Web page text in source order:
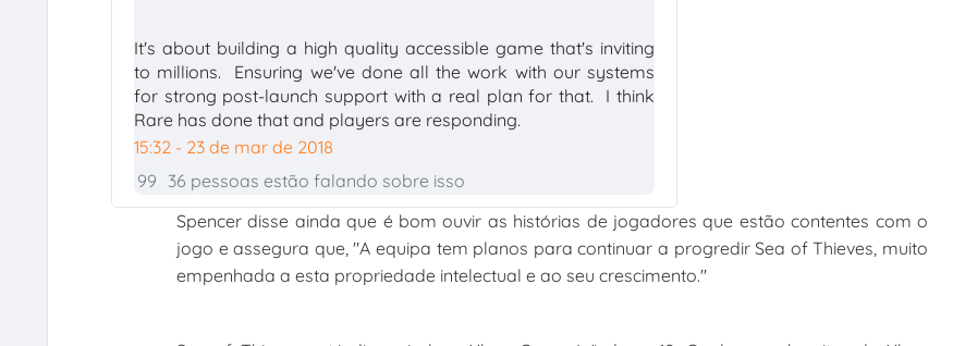
It's about building a high quality accessible game that's inviting
to millions.  Ensuring we've done all the work with our systems
for strong post-launch support with a real plan for that.  I think
Rare has done that and players are responding.
15:32 - 23 de mar de 2018
99 36 pessoas estão falando sobre isso
I
n
f
o
Spencer disse ainda que é bom ouvir as histórias de jogadores que estão contentes com o
jogo e assegura que, "A equipa tem planos para continuar a progredir Sea of Thieves, muito
empenhada a esta propriedade intelectual e ao seu crescimento."